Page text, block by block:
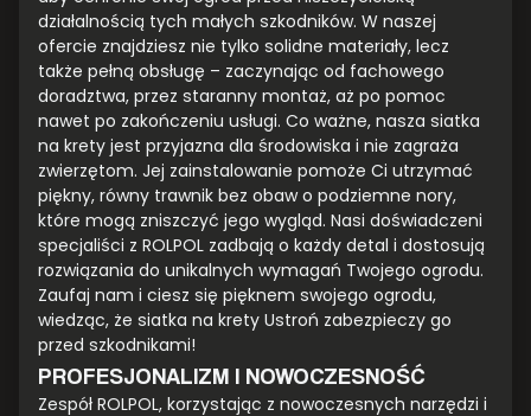
działalnością tych małych szkodników. W naszej
ofercie znajdziesz nie tylko solidne materiały, lecz
także pełną obsługę – zaczynając od fachowego
doradztwa, przez staranny montaż, aż po pomoc
nawet po zakończeniu usługi. Co ważne, nasza siatka
na krety jest przyjazna dla środowiska i nie zagraża
zwierzętom. Jej zainstalowanie pomoże Ci utrzymać
piękny, równy trawnik bez obaw o podziemne nory,
które mogą zniszczyć jego wygląd. Nasi doświadczeni
specjaliści z ROLPOL zadbają o każdy detal i dostosują
rozwiązania do unikalnych wymagań Twojego ogrodu.
Zaufaj nam i ciesz się pięknem swojego ogrodu,
wiedząc, że siatka na krety Ustroń zabezpieczy go
przed szkodnikami!
PROFESJONALIZM I NOWOCZESNOŚĆ
Zespół ROLPOL, korzystając z nowoczesnych narzędzi i